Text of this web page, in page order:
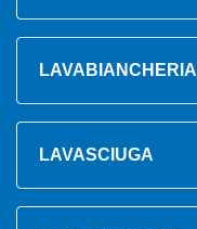
LAVABIANCHERIA
LAVASCIUGA